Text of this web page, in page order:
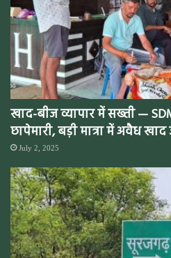
खाद-बीज व्यापार में सख्ती —
छापेमारी, बड़ी मात्रा में अवैध
July 2, 2025